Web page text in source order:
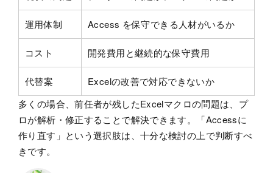
運用体制 Access を保守できる人材がいるか
コスト 開発費用と継続的な保守費用
代替案
Excelの改善で対応できないか
多くの場合、前任者が残したExcelマクロの問題は、プ
ロが解析・修正することで解決できます。「Accessに
作り直す」という選択肢は、十分な検討の上で判断すべ
きです。